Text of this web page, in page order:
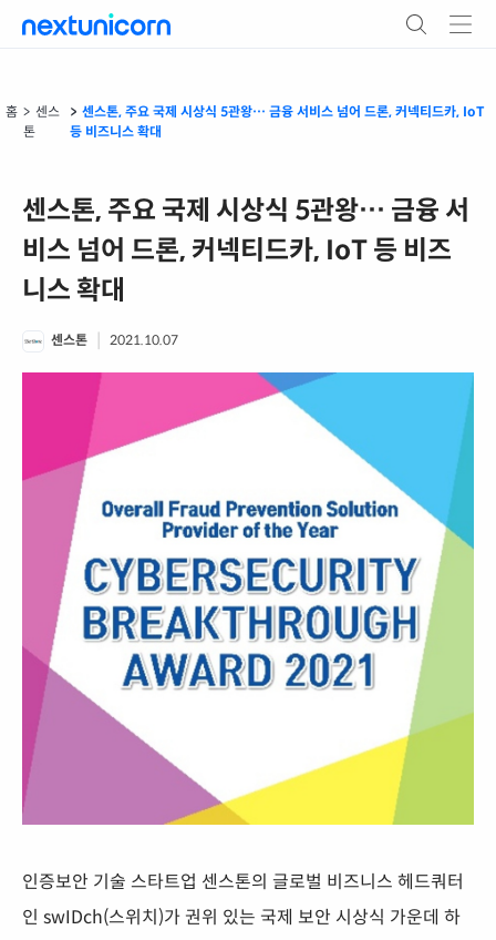
홈
센스
톤
센스톤, 주요 국제 시상식 5관왕… 금융 서비스 넘어 드론, 커넥티드카, IoT
등 비즈니스 확대
센스톤, 주요 국제 시상식 5관왕… 금융 서
비스 넘어 드론, 커넥티드카, IoT 등 비즈
니스 확대
센스톤 2021.10.07
인증보안 기술 스타트업 센스톤의 글로벌 비즈니스 헤드쿼터
인 swIDch(스위치)가 권위 있는 국제 보안 시상식 가운데 하